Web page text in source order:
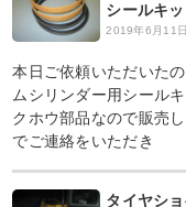
シールキ
2019年6月11日
本日ご依頼いただいた
ムシリンダー用シール
クホウ部品なので販売
でご連絡をいただき
タイヤシ